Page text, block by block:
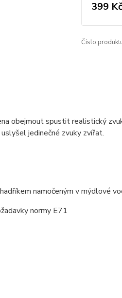
399 Kč
Číslo
obejmout spustit realistický
jedinečné zvuky zvířat.
namočeným v mýdlové
normy E71